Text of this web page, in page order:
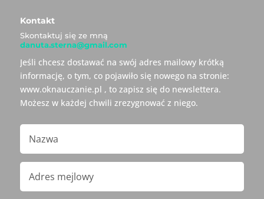
Kontakt
Skontaktuj się ze mną
danuta.sterna@gmail.com
Jeśli chcesz dostawać na swój adres mailowy krótką
informację, o tym, co pojawiło się nowego na stronie:
www.oknauczanie.pl , to zapisz się do newslettera.
Możesz w każdej chwili zrezygnować z niego.